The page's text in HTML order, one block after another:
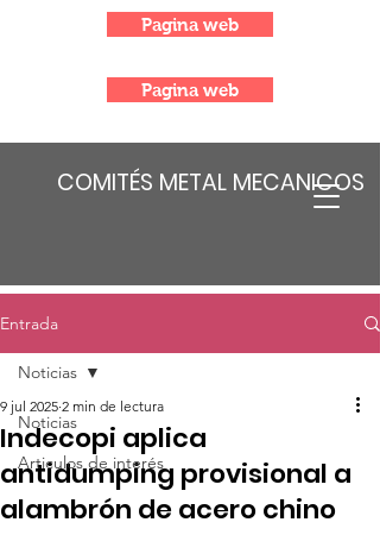
COMITÉS METAL MECANICOS
Pagina web
Pagina web
Entrada
Noticias
Articulos de interés
Noticias
Indecopi aplica
antidumping provisional a
alambrón de acero chino
9 jul 2025 2 min de lectura